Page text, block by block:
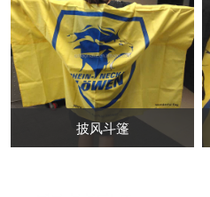
披风斗篷